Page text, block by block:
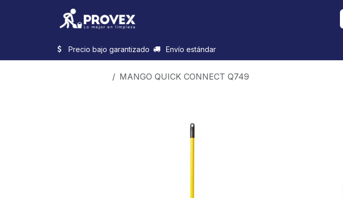
Precio bajo garantizado Envío estándar
MANGO QUICK CONNECT Q749